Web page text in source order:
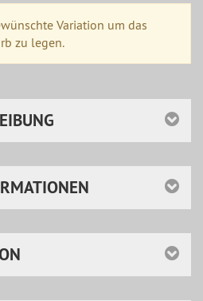
Variation um das
zu legen.